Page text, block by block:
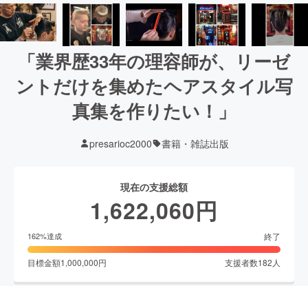
「業界歴33年の理容師が、リーゼ
ントだけを集めたヘアスタイル写
真集を作りたい！」
presarioc2000 書籍・雑誌出版
現在の支援総額
1,622,060円
162%達成 終了
目標金額1,000,000円 支援者数182 人